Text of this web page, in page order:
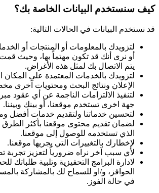
كيف سنستخدم البيانات الخاصة بك؟
قد نستخدم البيانات في الحالات التالية:
لتزويدك بالمعلومات أو المنتجات أو
أو نرى أنك قد تكون مهتماً بها، وحيث
يتم الاتصال بك لمثل هذه الأغراض.
لتزويدك بالخدمات المعتمدة على المكان
الإعلان ونتائج البحث ومحتويات آخرى
لتنفيذ الالتزامات الناجمة عن أي عقود
جهة اخرى تستخدم موقعنا، أو بينك وبيننا.
لتحسين خدماتنا ولتقديم خدمات أفضل
لضمان تقديم محتوى موقعنا بأكثر الطرق
الذي تستخدمه للوصول إلى موقعنا.
لإخطارك بالتغييرات التي يجريها موقعنا.
لأي سبب آخر نراه ضرورياً لتعزيز تجربة
لادارة البرامج التحفيزية وتلبية طلباتك
الحوافز، و/او للسماح لك بالمشاركة
في حالة الفوز.